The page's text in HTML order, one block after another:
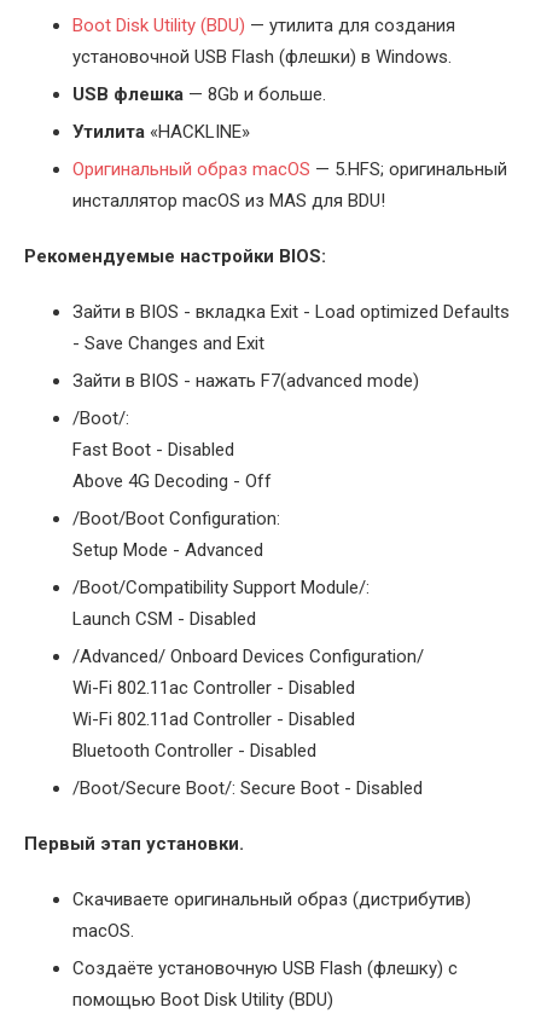
Boot Disk Utility (BDU) — утилита для создания
установочной USB Flash (флешки) в Windows.
USB флешка — 8Gb и больше.
Утилита «HACKLINE»
Оригинальный образ macOS — 5.HFS; оригинальный
инсталлятор macOS из MAS для BDU!
Рекомендуемые настройки BIOS:
Зайти в BIOS - вкладка Exit - Load optimized Defaults
- Save Changes and Exit
Зайти в BIOS - нажать F7(advanced mode)
/Boot/:
Fast Boot - Disabled
Above 4G Decoding - Off
/Boot/Boot Configuration:
Setup Mode - Advanced
/Boot/Compatibility Support Module/:
Launch CSM - Disabled
/Advanced/ Onboard Devices Configuration/
Wi-Fi 802.11ac Controller - Disabled
Wi-Fi 802.11ad Controller - Disabled
Bluetooth Controller - Disabled
/Boot/Secure Boot/: Secure Boot - Disabled
Первый этап установки.
Скачиваете оригинальный образ (дистрибутив)
macOS.
Создаёте установочную USB Flash (флешку) с
помощью Boot Disk Utility (BDU)